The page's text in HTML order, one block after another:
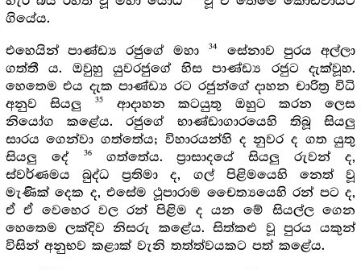
ගියේය.
එහෙයින් පාණ්ඩ්‍ය රජුගේ මහා 34
සේනාව පුරය අල්ලා
ගත්තී ය. ඔවුහු යුවරජුගේ හිස පාණ්ඩ්‍ය රජුට දැක්වූහ.
හෙතෙම එය දැක පාණ්ඩ්‍ය රට රජුන්ගේ දාහන චාරිත්‍ර විධි
අනුව සියලු
35
ආදාහන කටයුතු ඔහුට කරන ලෙස
නියෝග කළේය. රජුගේ භාණ්ඩාගාරයෙහි තිබූ සියලු
සාරය ගෙන්වා ගත්තේය; විහාරයන්හි ද නුවර ද ගත යුතු
සියලු දේ
36ගත්තේය. ප්‍රාසාදයේ සියලු රුවන් ද,
ස්වර්ණමය බුද්ධ ප්‍රතිමා ද, ගල් පිළිමයෙහි නෙත් වූ
මැණික් දෙක ද, එසේම ථූපාරාම චෛත්‍යයෙහි රන් පට ද,
ඒ ඒ වෙහෙර වල රන් පිළිම ද යන මේ සියල්ල ගෙන
හෙතෙම ලක්දිව නිසරු කළේය. සිත්කළු වූ පුරය යකුන්
විසින් අනුභව කළාක් වැනි තත්ත්වයකට පත් කළේය.